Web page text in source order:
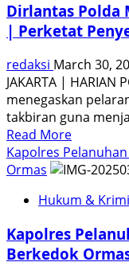
Sekarang
Kita
Arus
Balik
Dirlantas Polda
| Perketat
redaksi March 30,
JAKARTA | HARIAN
menegaskan
takbiran guna
Read MoreRead
more
about
Polda
Larang
Konvoi
Kapolres
Ormas
Hukum &
Kapolres
Berkedok